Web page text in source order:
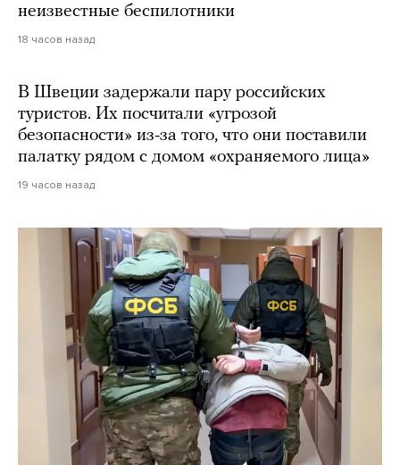
неизвестные беспилотники
18 часов назад
В Швеции задержали пару российских
туристов. Их посчитали «угрозой
безопасности» из-за того, что они поставили
палатку рядом с домом «охраняемого лица»
19 часов назад